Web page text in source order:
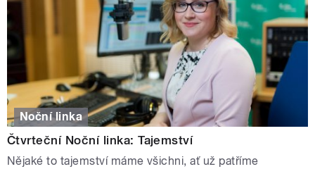
Noční linka
Čtvrteční Noční linka: Tajemství
Nějaké to tajemství máme všichni, ať už patříme